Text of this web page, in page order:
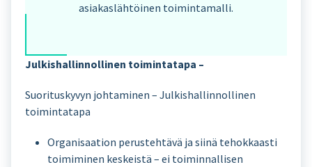
asiakaslähtöinen toimintamalli.
Julkishallinnollinen toimintatapa –
Suorituskyvyn johtaminen – Julkishallinnollinen
toimintatapa
Organisaation perustehtävä ja siinä tehokkaasti
toimiminen keskeistä – ei toiminnallisen